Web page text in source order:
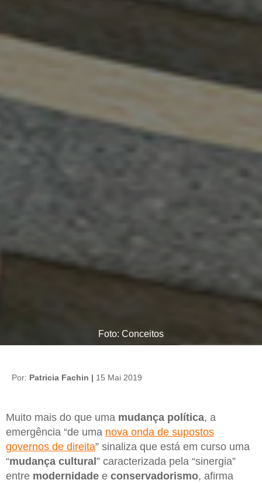
Foto: Conceitos
Por: Patricia Fachin | 15 Mai 2019
Muito mais do que uma mudança política, a
emergência “de uma nova onda de supostos
governos de direita” sinaliza que está em curso uma
“mudança cultural ” caracterizada pela “sinergia”
entre modernidade e conservadorismo, afirma